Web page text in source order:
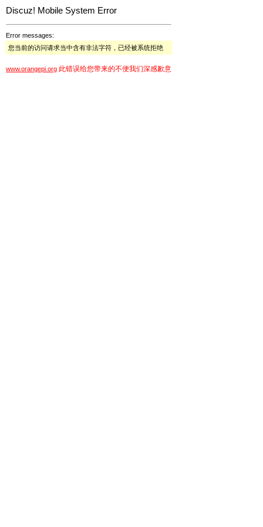
Discuz! Mobile System Error
Error messages:
您当前的访问请求当中含有非法字符，已经被系统拒绝
www.orangepi.org 此错误给您带来的不便我们深感歉意